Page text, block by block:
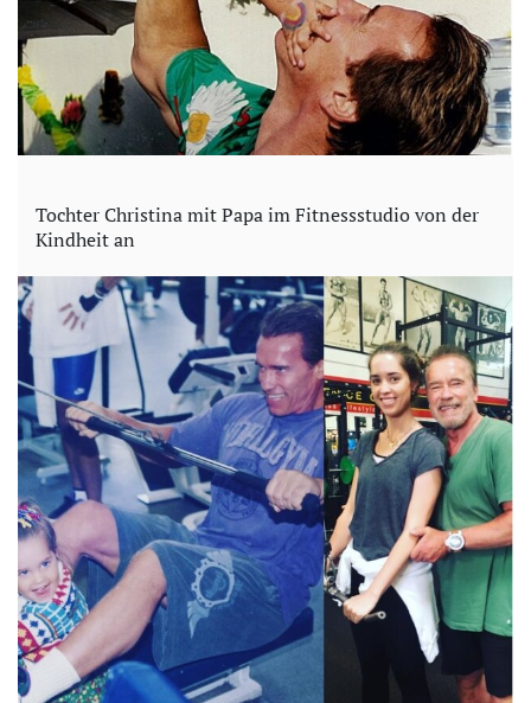
Tochter Christina mit Papa im Fitnessstudio von der
Kindheit an